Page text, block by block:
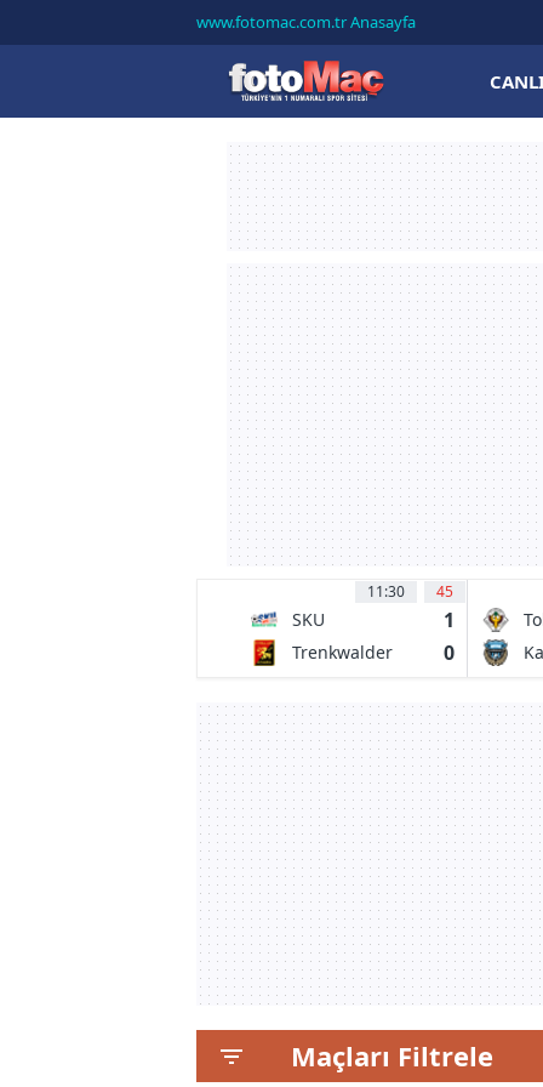
www.fotomac.com.tr Anasayfa
11:30 45
SKU
Amstetten
1
Trenkwalder
0
Maçları Filtrele